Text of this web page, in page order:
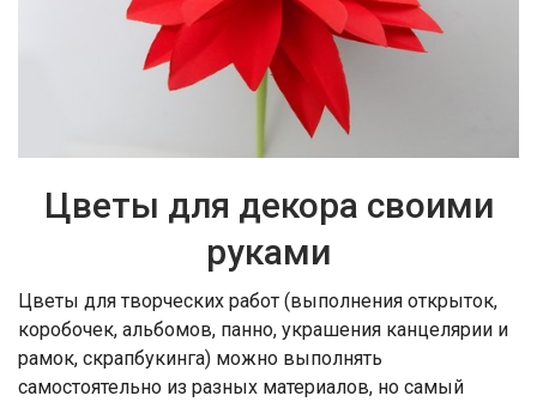
Цветы для декора своими
руками
Цветы для творческих работ (выполнения открыток,
коробочек, альбомов, панно, украшения канцелярии и
рамок, скрапбукинга) можно выполнять
самостоятельно из разных материалов, но самый